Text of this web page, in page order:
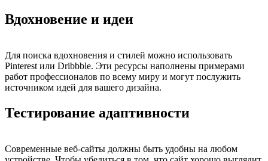
Вдохновение и идеи
Для поиска вдохновения и стилей можно использовать
Pinterest или Dribbble. Эти ресурсы наполнены примерами
работ профессионалов по всему миру и могут послужить
источником идей для вашего дизайна.
Тестирование адаптивности
Современные веб-сайты должны быть удобны на любом